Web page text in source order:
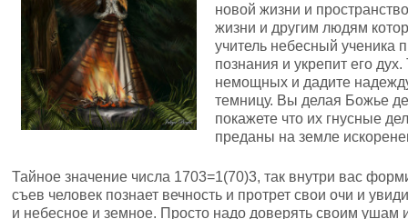
новой жизни и
жизни и другим людям
учитель небесный ученика
познания и укрепит его
немощных и дадите
темницу. Вы делая Божье
покажете что их гнусные
преданы на земле
Тайное значение числа 1703=1(70)3, так внутри вас
съев человек познает вечность и протрет свои очи и
и небесное и земное. Просто надо доверять своим